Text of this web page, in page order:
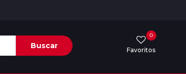
Buscar Favoritos
0